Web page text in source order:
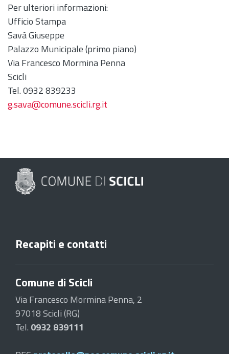
Per ulteriori informazioni:
Ufficio Stampa
Savà Giuseppe
Palazzo Municipale (primo piano)
Via Francesco Mormina Penna
Scicli
Tel. 0932 839233
g.sava@comune.scicli.rg.it
Recapiti e contatti
Comune di Scicli
Via Francesco Mormina Penna, 2
97018 Scicli (RG)
Tel. 0932 839111